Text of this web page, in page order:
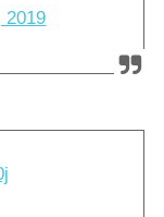
2019